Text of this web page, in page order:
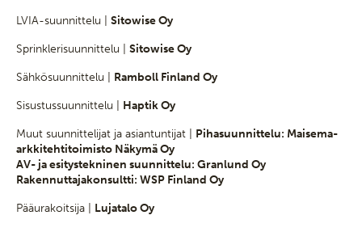
LVIA-suunnittelu | Sitowise Oy
Sprinklerisuunnittelu | Sitowise Oy
Sähkösuunnittelu | Ramboll Finland Oy
Sisustussuunnittelu | Haptik Oy
Muut suunnittelijat ja asiantuntijat | Pihasuunnittelu: Maisema-
arkkitehtitoimisto Näkymä Oy
AV- ja esitystekninen suunnittelu: Granlund Oy
Rakennuttajakonsultti: WSP Finland Oy
Pääurakoitsija | Lujatalo Oy